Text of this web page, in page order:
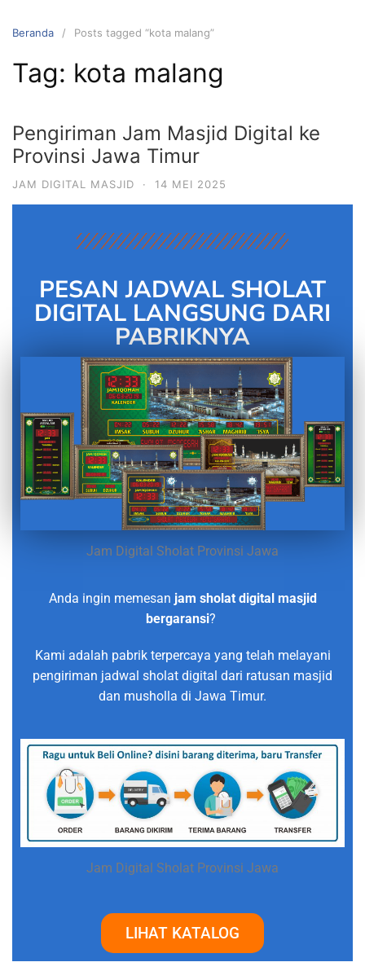
Beranda Posts tagged “kota malang”
Tag: kota malang
Pengiriman Jam Masjid Digital ke
Provinsi Jawa Timur
JAM DIGITAL MASJID · 14 MEI 2025
PESAN JADWAL SHOLAT
DIGITAL LANGSUNG DARI
PABRIKNYA
Jam Digital Sholat Provinsi Jawa
Anda ingin memesan jam sholat digital masjid
bergaransi?
Kami adalah pabrik terpercaya yang telah melayani
pengiriman jadwal sholat digital dari ratusan masjid
dan musholla di Jawa Timur.
Jam Digital Sholat Provinsi Jawa
LIHAT KATALOG